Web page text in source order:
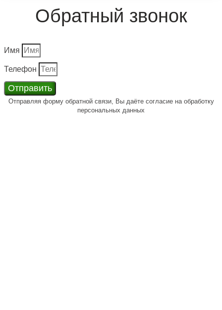
Обратный звонок
Имя
Телефон
Отправить
Отправляя форму обратной связи, Вы даёте согласие на обработку
персональных данных